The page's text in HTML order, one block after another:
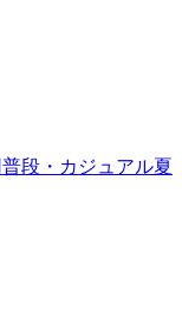
普段・カジュアル夏